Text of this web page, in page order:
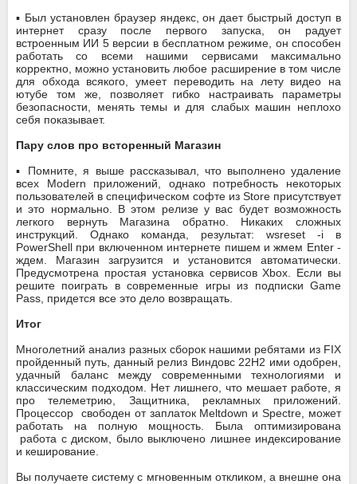
▪️ Был установлен браузер яндeкc, он дает быстрый доступ в
интернет сразу после первого запуска, он радует
встроенным ИИ 5 версии в бесплатном режиме, он способен
работать со всеми нашими сервисами максимально
корректно, можно установить любое расширение в том числе
для обхода всякого, умеет переводить на лету видео на
ютубе том же, позволяет гибко настраивать параметры
безопасности, менять темы и для слабых машин неплохо
себя показывает.
Пару слов про всторенный Магазин
▪️ Помните, я выше рассказывал, что выполнено удаление
всех Modern приложений, однако потребность некоторых
пользователей в специфическом софте из Store присутствует
и это нормально. В этом релизе у вас будет возможность
легкого вернуть Магазина обратно. Никаких сложных
инструкций. Однако команда, результат: wsreset -i в
PowerShell при включенном интернете пишем и жмем Enter -
ждем. Магазин загрузится и установится автоматически.
Предусмотрена простая установка сервисов Xbox. Если вы
решите поиграть в современные игры из подписки Game
Pass, придется все это дело возвращать.
Итог
Многолетний анализ разных сборок нашими ребятами из FIX
пройденный путь, данный релиз Виндовс 22H2 ими одобрен,
удачный баланс между современными технологиями и
классическим подходом. Нет лишнего, что мешает работе, я
про телеметрию, Защитника, рекламных приложений.
Процессор свободен от заплаток Meltdown и Spectre, может
работать на полную мощность. Была оптимизирована
работа с диском, было выключено лишнее индексирование
и кеширование.
Вы получаете систему с мгновенным откликом, а внешне она